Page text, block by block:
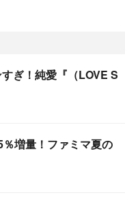
ぎ！純愛『（LOVE S
増量！ファミマ夏の